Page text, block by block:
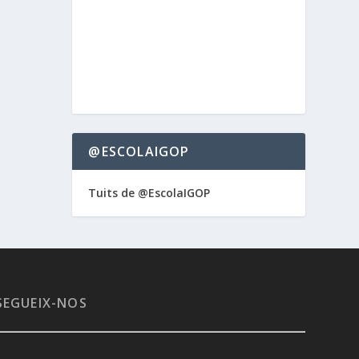
@ESCOLAIGOP
Tuits de @EscolaIGOP
NOS